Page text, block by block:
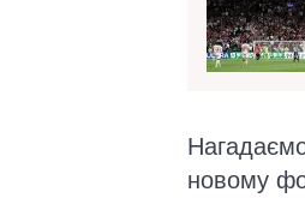
новому